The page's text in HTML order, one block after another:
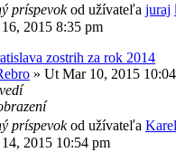
príspevokod užívateľa juraj
2015 8:35 pm
zostrih za rok 2014
» Ut Mar 10, 2015
príspevokod užívateľa
2015 10:54 pm